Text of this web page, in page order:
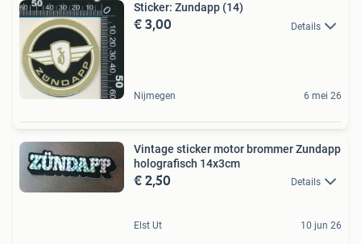
Sticker: Zundapp (14)
€ 3,00 Details
Nijmegen 6 mei 26
Vintage sticker motor brommer Zundapp
holografisch 14x3cm
€ 2,50 Details
Elst Ut 10 jun 26